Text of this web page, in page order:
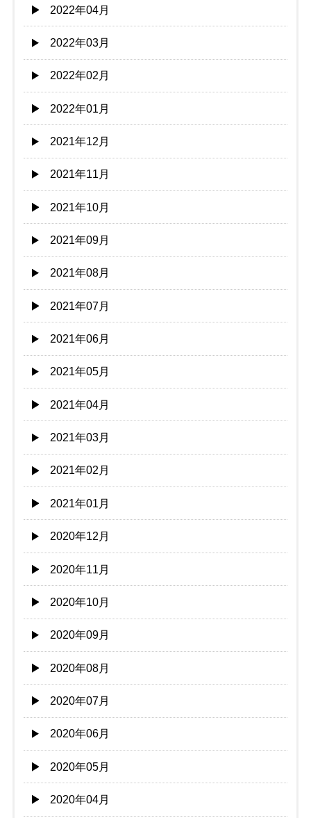
2022年04月
2022年03月
2022年02月
2022年01月
2021年12月
2021年11月
2021年10月
2021年09月
2021年08月
2021年07月
2021年06月
2021年05月
2021年04月
2021年03月
2021年02月
2021年01月
2020年12月
2020年11月
2020年10月
2020年09月
2020年08月
2020年07月
2020年06月
2020年05月
2020年04月